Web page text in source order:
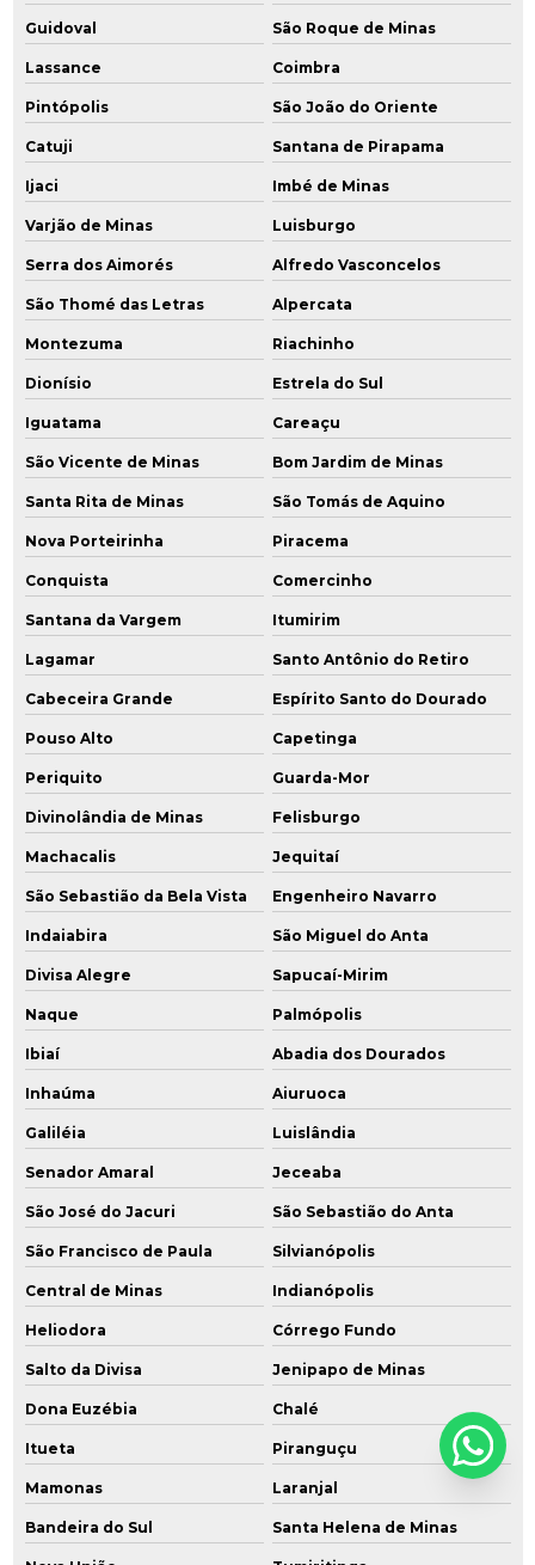
Guidoval São Roque de Minas
Lassance Coimbra
Pintópolis São João do Oriente
Catuji Santana de Pirapama
Ijaci Imbé de Minas
Varjão de Minas Luisburgo
Serra dos Aimorés Alfredo Vasconcelos
São Thomé das Letras Alpercata
Montezuma Riachinho
Dionísio Estrela do Sul
Iguatama Careaçu
São Vicente de Minas Bom Jardim de Minas
Santa Rita de Minas São Tomás de Aquino
Nova Porteirinha Piracema
Conquista Comercinho
Santana da Vargem Itumirim
Lagamar Santo Antônio do Retiro
Cabeceira Grande Espírito Santo do Dourado
Pouso Alto Capetinga
Periquito Guarda-Mor
Divinolândia de Minas Felisburgo
Machacalis Jequitaí
São Sebastião da Bela Vista Engenheiro Navarro
Indaiabira São Miguel do Anta
Divisa Alegre Sapucaí-Mirim
Naque Palmópolis
Ibiaí Abadia dos Dourados
Inhaúma Aiuruoca
Galiléia Luislândia
Senador Amaral Jeceaba
São José do Jacuri São Sebastião do Anta
São Francisco de Paula Silvianópolis
Central de Minas Indianópolis
Heliodora Córrego Fundo
Salto da Divisa Jenipapo de Minas
Dona Euzébia Chalé
Itueta Piranguçu
Mamonas Laranjal
Bandeira do Sul Santa Helena de Minas